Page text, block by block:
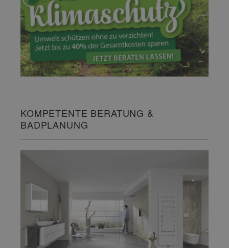
KOMPETENTE BERATUNG &
BADPLANUNG